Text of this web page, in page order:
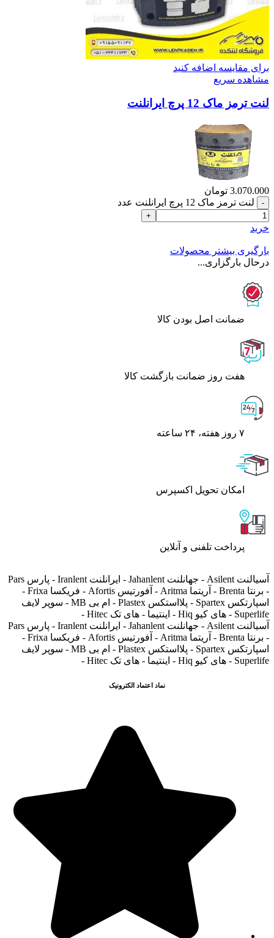
برای مقایسه اضافه کنید
مشاهده سریع
لنت ترمز ماک 12 پرچ ایرانلنت
3.070.000 تومان
لنت ترمز ماک 12 پرچ ایرانلنت عدد
خرید
بارگیری بیشتر محصولات
درحال بارگزاری...
ﺿﻤﺎﻧﺖ اﺻﻞ ﺑﻮدن ﮐﺎﻟﺎ
هفت روز ضمانت بازگشت کالا
۷ روز ﻫﻔﺘﻪ، ۲۴ ﺳﺎﻋﺘﻪ
اﻣﮑﺎن ﺗﺤﻮﯾﻞ اﮐﺴﭙﺮس
پرداخت تلفنی و آنلاین
آسیالنت Asilent - جهانلنت Jahanlent - ایرانلنت Iranlent - پارس Pars
- برنتا Brenta - آریتما Aritma - آفورتیس Afortis - فریکسا Frixa -
اسپارتکس Spartex - پلااستکس Plastex - ام بی MB - سوپر لایف
Superlife - های کیو Hiq - اینتیما - های تک Hitec -
آسیالنت Asilent - جهانلنت Jahanlent - ایرانلنت Iranlent - پارس Pars
- برنتا Brenta - آریتما Aritma - آفورتیس Afortis - فریکسا Frixa -
اسپارتکس Spartex - پلااستکس Plastex - ام بی MB - سوپر لایف
Superlife - های کیو Hiq - اینتیما - های تک Hitec -
نماد اعتماد الکترونیک